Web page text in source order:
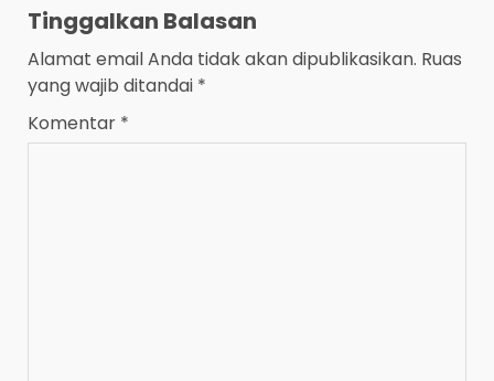
Tinggalkan Balasan
Alamat email Anda tidak akan dipublikasikan. Ruas
yang wajib ditandai *
Komentar *